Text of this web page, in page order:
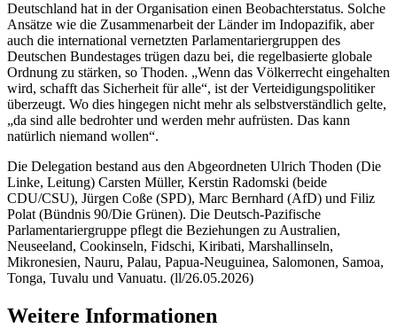
Deutschland hat in der Organisation einen Beobachterstatus. Solche
Ansätze wie die Zusammenarbeit der Länder im Indopazifik, aber
auch die international vernetzten Parlamentariergruppen des
Deutschen Bundestages trügen dazu bei, die regelbasierte globale
Ordnung zu stärken, so Thoden. „Wenn das Völkerrecht eingehalten
wird, schafft das Sicherheit für alle“, ist der Verteidigungspolitiker
überzeugt. Wo dies hingegen nicht mehr als selbstverständlich gelte,
„da sind alle bedrohter und werden mehr aufrüsten. Das kann
natürlich niemand wollen“.
Die Delegation bestand aus den Abgeordneten Ulrich Thoden (Die
Linke, Leitung) Carsten Müller, Kerstin Radomski (beide
CDU/CSU), Jürgen Coße (SPD), Marc Bernhard (AfD) und Filiz
Polat (Bündnis 90/Die Grünen). Die Deutsch-Pazifische
Parlamentariergruppe pflegt die Beziehungen zu Australien,
Neuseeland, Cookinseln, Fidschi, Kiribati, Marshallinseln,
Mikronesien, Nauru, Palau, Papua-Neuguinea, Salomonen, Samoa,
Tonga, Tuvalu und Vanuatu. (ll/26.05.2026)
Weitere Informationen